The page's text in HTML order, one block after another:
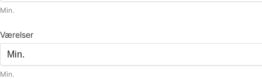
Min.
Værelser
Min.